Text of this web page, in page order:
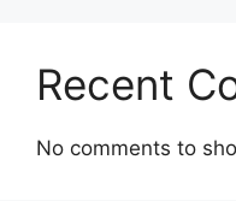
Recent
No comments to